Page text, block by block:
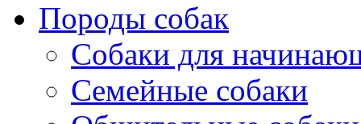
Породы собак
Собаки для
Семейные собаки